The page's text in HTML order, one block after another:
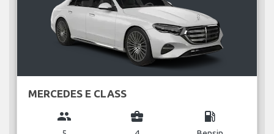
MERCEDES E CLASS
group business_center local_gas_station